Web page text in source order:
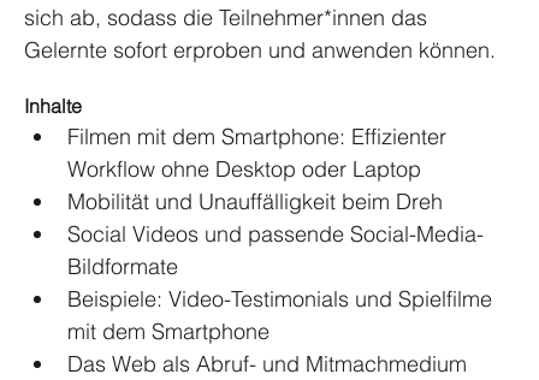
sich ab, sodass die Teilnehmer*innen das
Gelernte sofort erproben und anwenden können.
Inhalte
Filmen mit dem Smartphone: Effizienter
Workflow ohne Desktop oder Laptop
Mobilität und Unauffälligkeit beim Dreh
Social Videos und passende Social-Media-
Bildformate
Beispiele: Video-Testimonials und Spielfilme
mit dem Smartphone
Das Web als Abruf- und Mitmachmedium